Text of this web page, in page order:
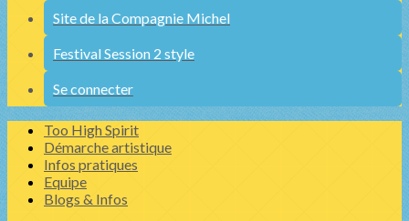
Site de la Compagnie Michel
Festival Session 2 style
Se connecter
Too High Spirit
Démarche artistique
Infos pratiques
Equipe
Blogs & Infos